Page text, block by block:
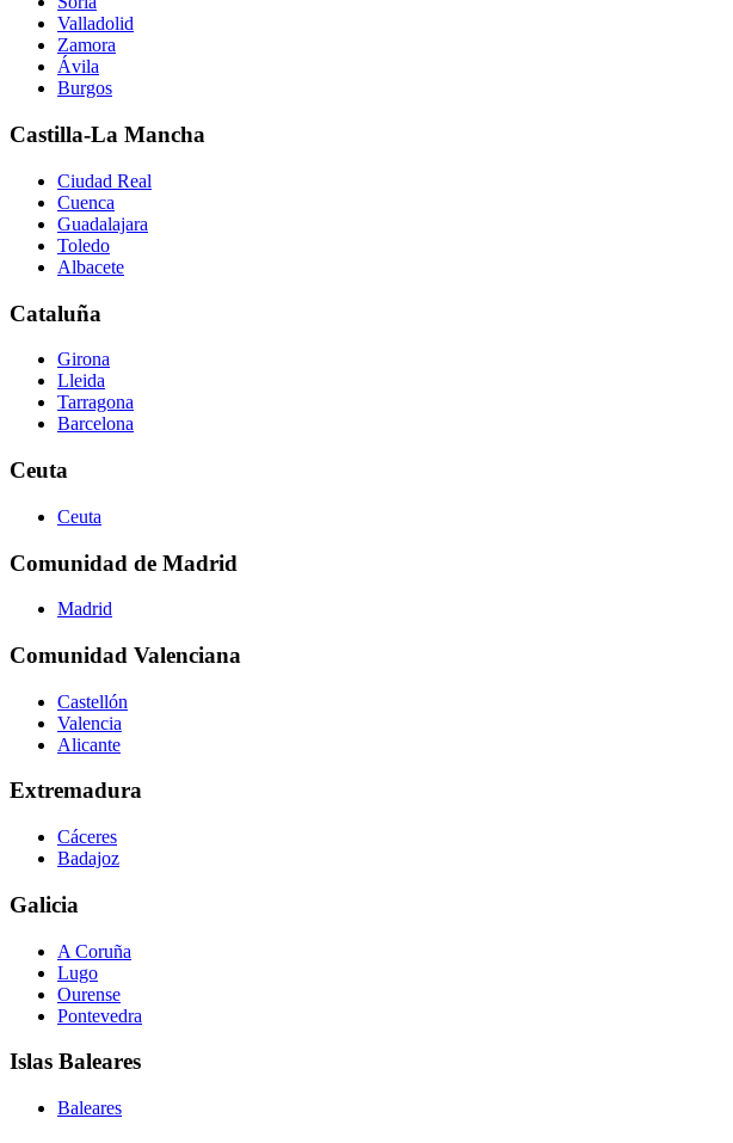
Valladolid
Zamora
Ávila
Burgos
Castilla-La Mancha
Ciudad Real
Cuenca
Guadalajara
Toledo
Albacete
Cataluña
Girona
Lleida
Tarragona
Barcelona
Ceuta
Ceuta
Comunidad de Madrid
Madrid
Comunidad Valenciana
Castellón
Valencia
Alicante
Extremadura
Cáceres
Badajoz
Galicia
A Coruña
Lugo
Ourense
Pontevedra
Islas Baleares
Baleares